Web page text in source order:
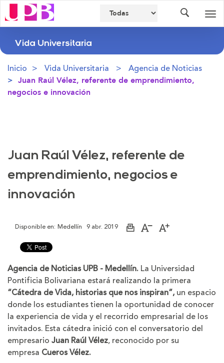
Vida Universitaria
Inicio Vida Universitaria Agencia de Noticias
Juan Raúl Vélez, referente de emprendimiento,
negocios e innovación
Juan Raúl Vélez, referente de
emprendimiento, negocios e
innovación
Disponible en: Medellín 9 abr. 2019
ImprimirAumentar
letra
Disminuir
letra
Agencia de Noticias UPB - Medellín. La Universidad
Pontificia Bolivariana estará realizando la primera
“Cátedra de Vida, historias que nos inspiran”, un espacio
donde los estudiantes tienen la oportunidad de conocer
la experiencia de vida y el recorrido empresarial de los
invitados. Esta cátedra inició con el conversatorio del
empresario Juan Raúl Vélez, reconocido por su
empresa Cueros Vélez.